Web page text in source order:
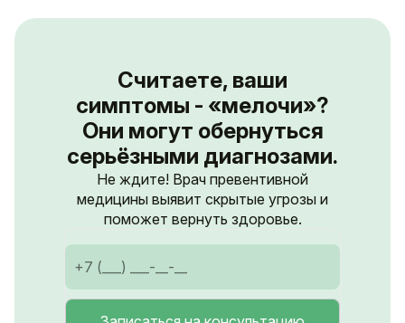
Считаете, ваши
симптомы - «мелочи»?
Они могут обернуться
серьёзными диагнозами.
Не ждите! Врач превентивной
медицины выявит скрытые угрозы и
поможет вернуть здоровье.